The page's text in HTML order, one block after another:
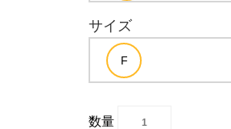
サイズ
数量